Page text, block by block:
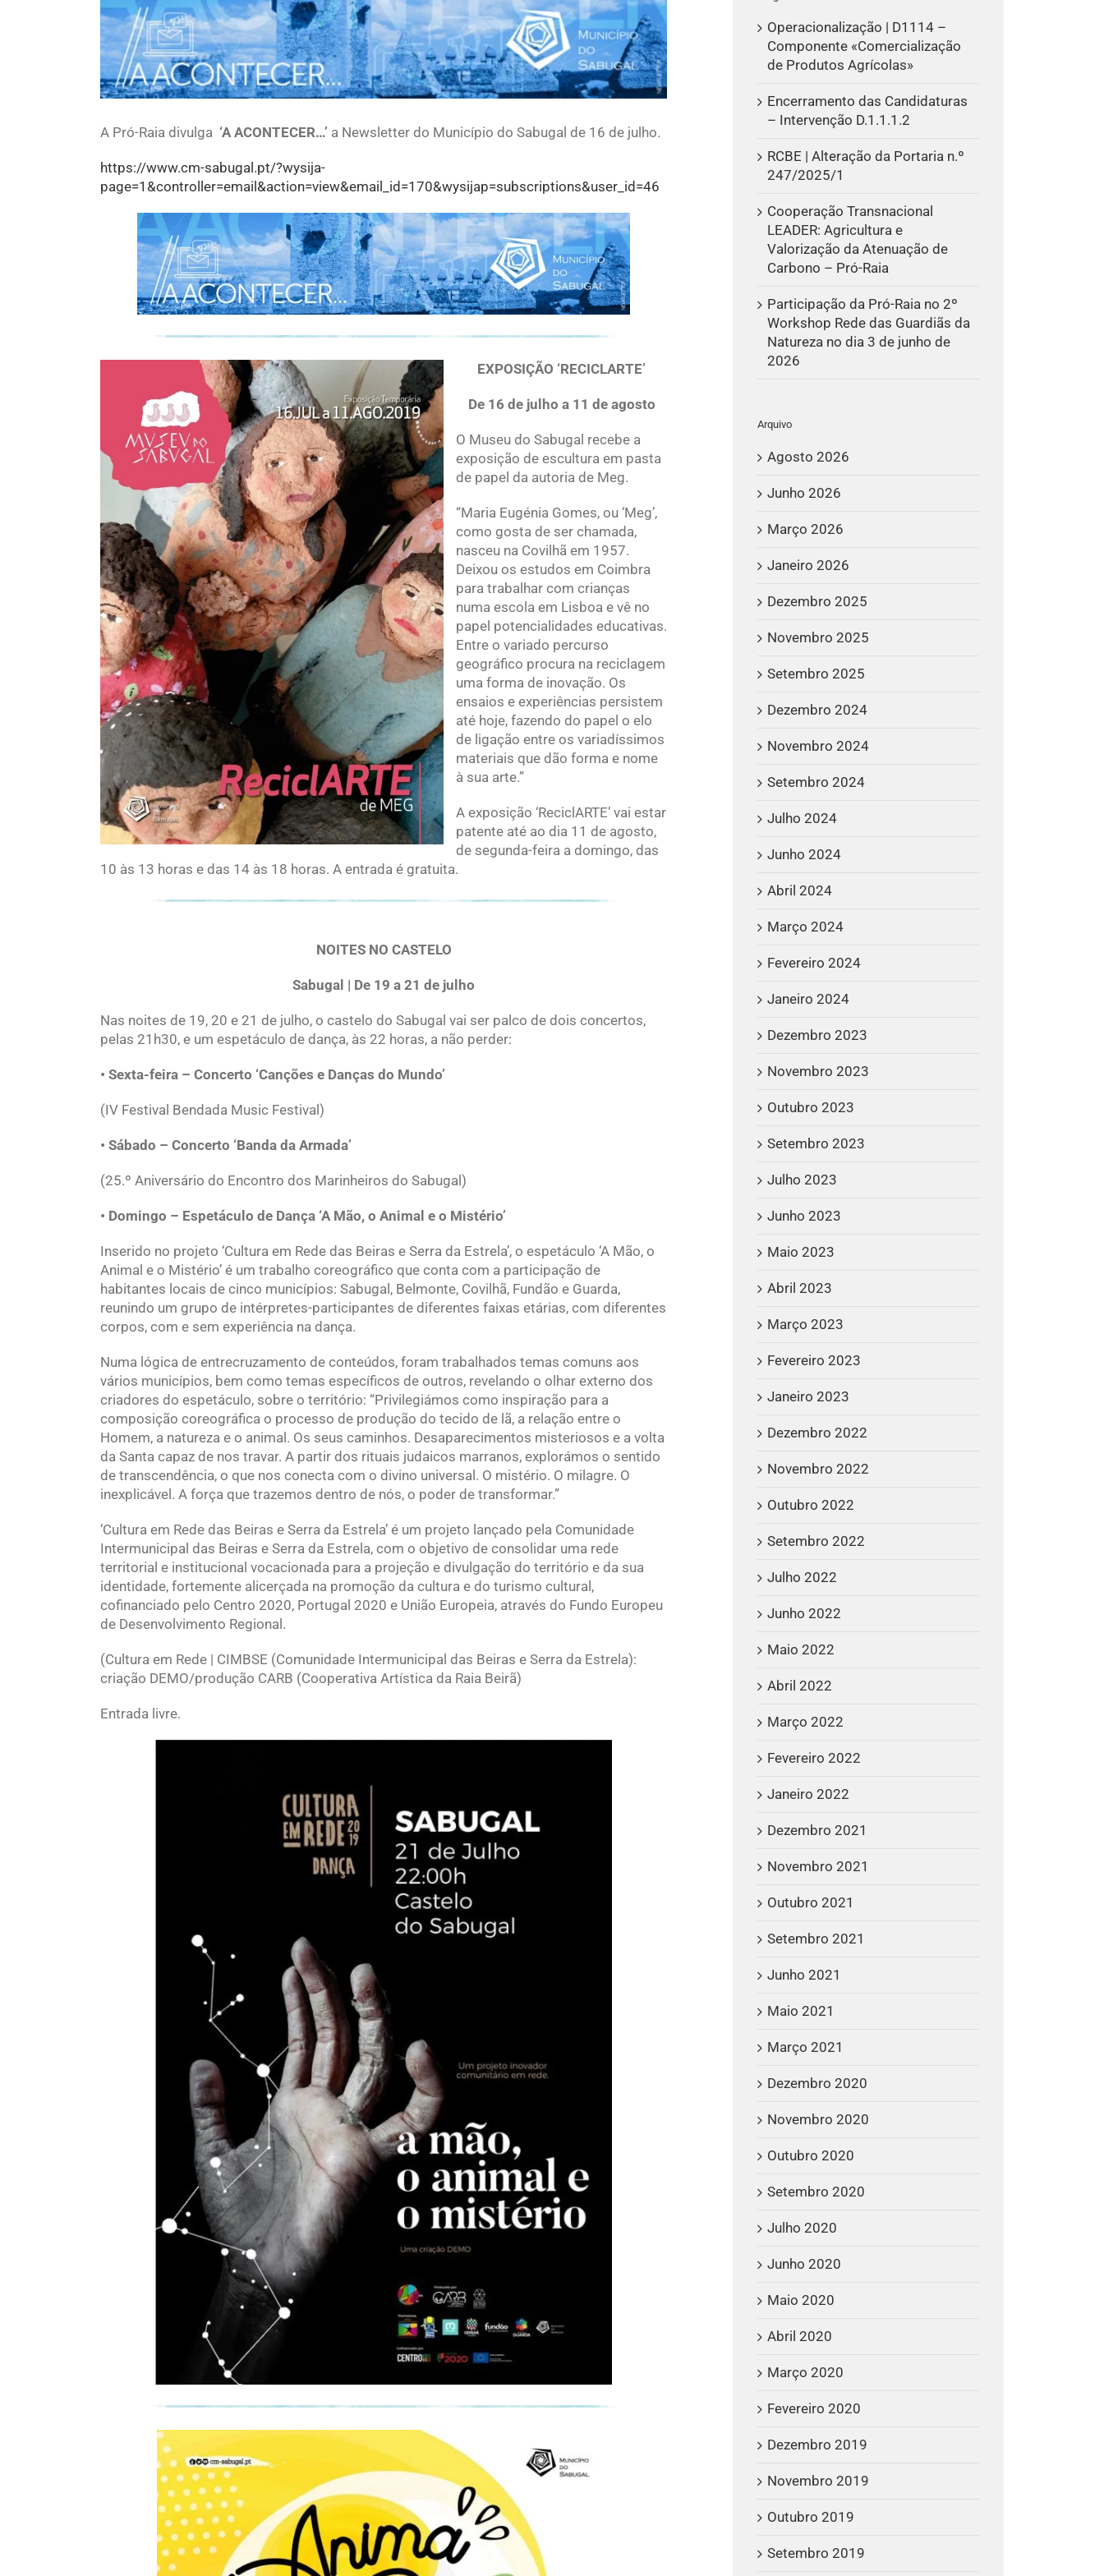
Larger
Image
A Pró-Raia divulga ‘A ACONTECER…’ a Newsletter do Município do Sabugal de 16 de julho.
https://www.cm-sabugal.pt/?wysija-
page=1&controller=email&action=view&email_id=170&wysijap=subscriptions&user_id=46
EXPOSIÇÃO ‘RECICLARTE’
De 16 de julho a 11 de agosto
O Museu do Sabugal recebe a
exposição de escultura em pasta
de papel da autoria de Meg.
“Maria Eugénia Gomes, ou ‘Meg’,
como gosta de ser chamada,
nasceu na Covilhã em 1957.
Deixou os estudos em Coimbra
para trabalhar com crianças
numa escola em Lisboa e vê no
papel potencialidades educativas.
Entre o variado percurso
geográfico procura na reciclagem
uma forma de inovação. Os
ensaios e experiências persistem
até hoje, fazendo do papel o elo
de ligação entre os variadíssimos
materiais que dão forma e nome
à sua arte.”
A exposição ‘ReciclARTE’ vai estar
patente até ao dia 11 de agosto,
de segunda-feira a domingo, das
10 às 13 horas e das 14 às 18 horas. A entrada é gratuita.
NOITES NO CASTELO
Sabugal | De 19 a 21 de julho
Nas noites de 19, 20 e 21 de julho, o castelo do Sabugal vai ser palco de dois concertos,
pelas 21h30, e um espetáculo de dança, às 22 horas, a não perder:
• Sexta-feira – Concerto ‘Canções e Danças do Mundo’
(IV Festival Bendada Music Festival)
• Sábado – Concerto ‘Banda da Armada’
(25.º Aniversário do Encontro dos Marinheiros do Sabugal)
• Domingo – Espetáculo de Dança ‘A Mão, o Animal e o Mistério’
Inserido no projeto ‘Cultura em Rede das Beiras e Serra da Estrela’, o espetáculo ‘A Mão, o
Animal e o Mistério’ é um trabalho coreográfico que conta com a participação de
habitantes locais de cinco municípios: Sabugal, Belmonte, Covilhã, Fundão e Guarda,
reunindo um grupo de intérpretes-participantes de diferentes faixas etárias, com diferentes
corpos, com e sem experiência na dança.
Numa lógica de entrecruzamento de conteúdos, foram trabalhados temas comuns aos
vários municípios, bem como temas específicos de outros, revelando o olhar externo dos
criadores do espetáculo, sobre o território: “Privilegiámos como inspiração para a
composição coreográfica o processo de produção do tecido de lã, a relação entre o
Homem, a natureza e o animal. Os seus caminhos. Desaparecimentos misteriosos e a volta
da Santa capaz de nos travar. A partir dos rituais judaicos marranos, explorámos o sentido
de transcendência, o que nos conecta com o divino universal. O mistério. O milagre. O
inexplicável. A força que trazemos dentro de nós, o poder de transformar.”
‘Cultura em Rede das Beiras e Serra da Estrela’ é um projeto lançado pela Comunidade
Intermunicipal das Beiras e Serra da Estrela, com o objetivo de consolidar uma rede
territorial e institucional vocacionada para a projeção e divulgação do território e da sua
identidade, fortemente alicerçada na promoção da cultura e do turismo cultural,
cofinanciado pelo Centro 2020, Portugal 2020 e União Europeia, através do Fundo Europeu
de Desenvolvimento Regional.
(Cultura em Rede | CIMBSE (Comunidade Intermunicipal das Beiras e Serra da Estrela):
criação DEMO/produção CARB (Cooperativa Artística da Raia Beirã)
Entrada livre.
Operacionalização | D1114 –
Componente «Comercialização
de Produtos Agrícolas»
Encerramento das Candidaturas
– Intervenção D.1.1.1.2
RCBE | Alteração da Portaria n.º
247/2025/1
Cooperação Transnacional
LEADER: Agricultura e
Valorização da Atenuação de
Carbono – Pró-Raia
Participação da Pró-Raia no 2º
Workshop Rede das Guardiãs da
Natureza no dia 3 de junho de
2026
Arquivo
Agosto 2026
Junho 2026
Março 2026
Janeiro 2026
Dezembro 2025
Novembro 2025
Setembro 2025
Dezembro 2024
Novembro 2024
Setembro 2024
Julho 2024
Junho 2024
Abril 2024
Março 2024
Fevereiro 2024
Janeiro 2024
Dezembro 2023
Novembro 2023
Outubro 2023
Setembro 2023
Julho 2023
Junho 2023
Maio 2023
Abril 2023
Março 2023
Fevereiro 2023
Janeiro 2023
Dezembro 2022
Novembro 2022
Outubro 2022
Setembro 2022
Julho 2022
Junho 2022
Maio 2022
Abril 2022
Março 2022
Fevereiro 2022
Janeiro 2022
Dezembro 2021
Novembro 2021
Outubro 2021
Setembro 2021
Junho 2021
Maio 2021
Março 2021
Dezembro 2020
Novembro 2020
Outubro 2020
Setembro 2020
Julho 2020
Junho 2020
Maio 2020
Abril 2020
Março 2020
Fevereiro 2020
Dezembro 2019
Novembro 2019
Outubro 2019
Setembro 2019